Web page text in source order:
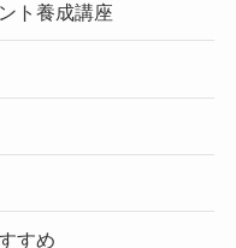
ト養成講座
すめ